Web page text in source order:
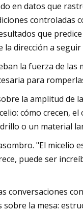
en datos que
controladas
que
dirección a
la fuerza de
para
la amplitud de
cómo crecen,
o un material
"El
puede ser
conversaciones
la mesa: